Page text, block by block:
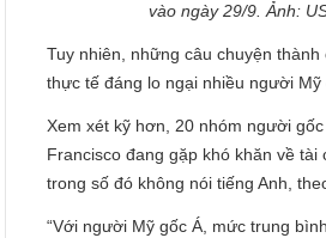
vào ngày 29/9. Ảnh:
Tuy nhiên, những câu chuyện
thực tế đáng lo ngại nhiều người Mỹ
Xem xét kỹ hơn, 20 nhóm người
Francisco đang gặp khó khăn về tài
trong số đó không nói tiếng Anh,
“Với người Mỹ gốc Á, mức trung